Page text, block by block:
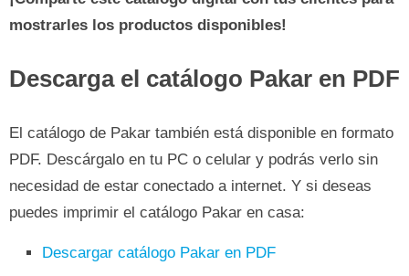
mostrarles los productos disponibles!
Descarga el catálogo Pakar en PDF
El catálogo de Pakar también está disponible en formato
PDF. Descárgalo en tu PC o celular y podrás verlo sin
necesidad de estar conectado a internet. Y si deseas
puedes imprimir el catálogo Pakar en casa:
Descargar catálogo Pakar en PDF